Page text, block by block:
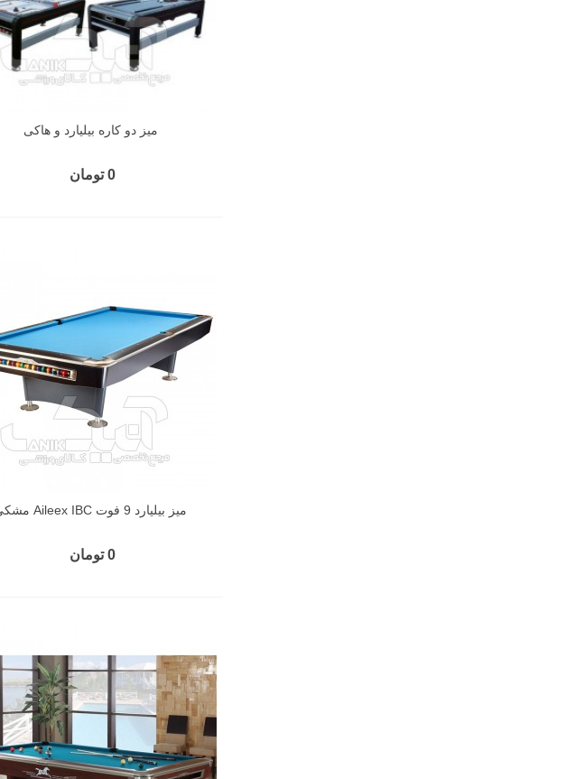
میز دو کاره بیلیارد و هاکی
0 تومان
میز بیلیارد 9 فوت Aileex IBC مشکی
0 تومان